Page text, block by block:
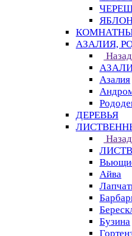
АЗАЛИЯ,
Назад
Азалия
ДЕРЕВЬЯ
Назад
Айва
Бузина